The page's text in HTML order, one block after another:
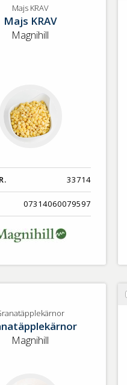
Majs KRAV
Majs KRAV
Magnihill
33714
07314060079597
Magnihill